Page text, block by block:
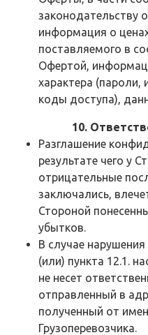
законодательству
информация о
поставляемого в
Офертой,
характера
коды доступа),
10.
Разглашение
результате чего у
отрицательные
заключались,
Стороной
убытков.
В случае
(или) пункта 12.1.
не несет
отправленный в
полученный от
Грузоперевозчика.